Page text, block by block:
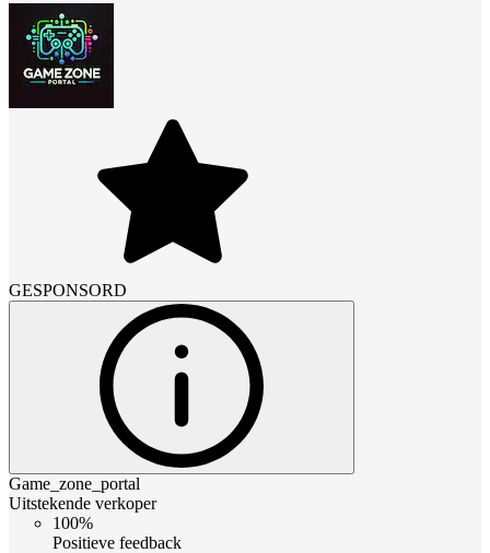
GESPONSORD
Game_zone_portal
Uitstekende verkoper
100%
Positieve feedback